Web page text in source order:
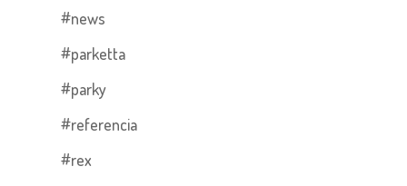
#news
#parketta
#parky
#referencia
#rex